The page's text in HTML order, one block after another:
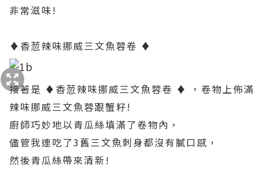
非常滋味!
♦香䓤辣味挪威三文魚蓉卷 ♦
接著是 ♦香䓤辣味挪威三文魚蓉卷 ♦ ，卷物上佈滿
辣味挪威三文魚蓉跟蟹籽!
廚師巧妙地以青瓜絲填滿了卷物內，
儘管我連吃了3舊三文魚刺身都沒有膩口感，
然後青瓜絲帶來清新!